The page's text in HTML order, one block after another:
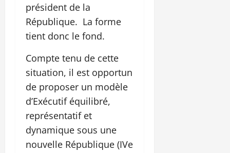
président de la
République. La forme
tient donc le fond.
Compte tenu de cette
situation, il est opportun
de proposer un modèle
d’Exécutif équilibré,
représentatif et
dynamique sous une
nouvelle République (IVe